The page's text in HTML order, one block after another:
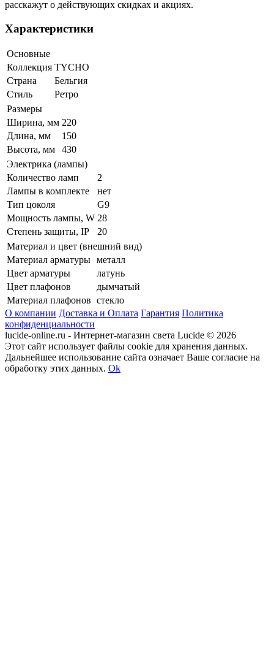
расскажут о действующих скидках и акциях.
Характеристики
Основные
Коллекция TYCHO
Страна
Бельгия
Стиль
Ретро
Размеры
Ширина, мм 220
Длина, мм
150
Высота, мм
430
Электрика (лампы)
Количество ламп
2
Лампы в комплекте
нет
Тип цоколя
G9
Мощность лампы, W 28
Степень защиты, IP
20
Материал и цвет (внешний вид)
Материал арматуры металл
Цвет арматуры
латунь
Цвет плафонов
дымчатый
Материал плафонов стекло
О компании Доставка и Оплата Гарантия Политика
конфиденциальности
lucide-online.ru - Интернет-магазин света Lucide © 2026
Этот сайт использует файлы cookie для хранения данных.
Дальнейшее использование сайта означает Ваше согласие на
обработку этих данных. Ok